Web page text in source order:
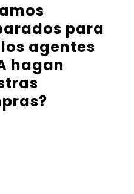
para
agentes
hagan